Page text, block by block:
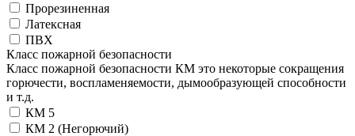
Прорезиненная
Латексная
ПВХ
Класс пожарной безопасности
Класс пожарной безопасности КМ это некоторые сокращения
горючести, воспламеняемости, дымообразующей способности
и т.д.
КМ 5
КМ 2 (Негорючий)